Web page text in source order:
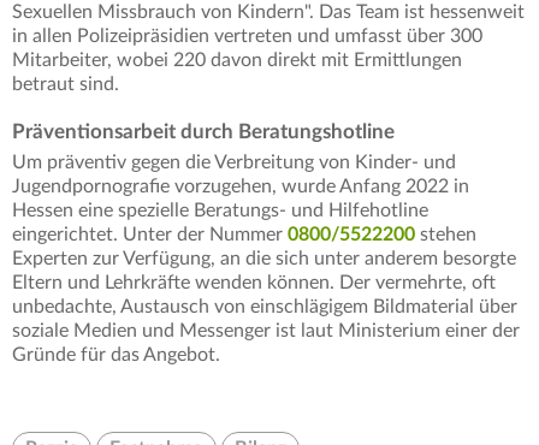
Sexuellen Missbrauch von Kindern". Das Team ist hessenweit
in allen Polizeipräsidien vertreten und umfasst über 300
Mitarbeiter, wobei 220 davon direkt mit Ermittlungen
betraut sind.
Präventionsarbeit durch Beratungshotline
Um präventiv gegen die Verbreitung von Kinder- und
Jugendpornografie vorzugehen, wurde Anfang 2022 in
Hessen eine spezielle Beratungs- und Hilfehotline
eingerichtet. Unter der Nummer 0800/5522200 stehen
Experten zur Verfügung, an die sich unter anderem besorgte
Eltern und Lehrkräfte wenden können. Der vermehrte, oft
unbedachte, Austausch von einschlägigem Bildmaterial über
soziale Medien und Messenger ist laut Ministerium einer der
Gründe für das Angebot.